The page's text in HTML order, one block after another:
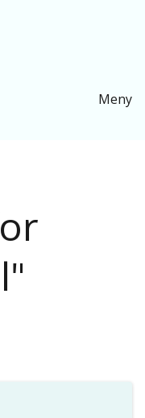
Meny